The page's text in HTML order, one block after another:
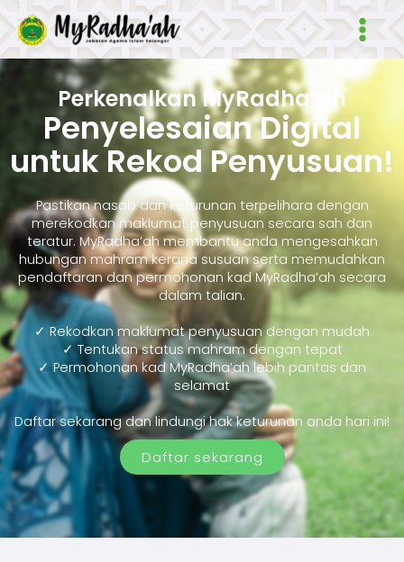
Main
Perkenalkan MyRadha’ah
Penyelesaian Digital
untuk Rekod Penyusuan!
Pastikan nasab dan keturunan terpelihara dengan
merekodkan maklumat penyusuan secara sah dan
teratur. MyRadha’ah membantu anda mengesahkan
hubungan mahram kerana susuan serta memudahkan
pendaftaran dan permohonan kad MyRadha’ah secara
dalam talian.
✓ Rekodkan maklumat penyusuan dengan mudah
✓ Tentukan status mahram dengan tepat
✓ Permohonan kad MyRadha’ah lebih pantas dan
selamat
Daftar sekarang dan lindungi hak keturunan anda hari ini!
Daftar sekarang